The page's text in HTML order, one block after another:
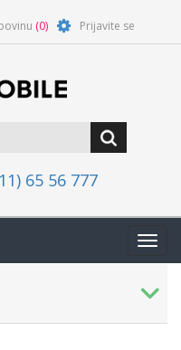
(0) Prijavite se
65 56 777